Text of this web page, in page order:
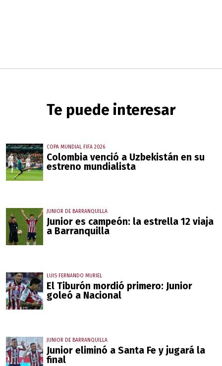
Te puede interesar
COPA MUNDIAL FIFA 2026
Colombia venció a Uzbekistán en su
estreno mundialista
JUNIOR DE BARRANQUILLA
Junior es campeón: la estrella 12 viaja
a Barranquilla
LUIS FERNANDO MURIEL
El Tiburón mordió primero: Junior
goleó a Nacional
JUNIOR DE BARRANQUILLA
Junior eliminó a Santa Fe y jugará la
final